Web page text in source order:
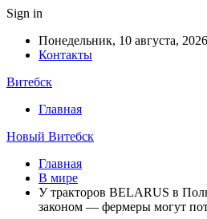
Sign in
Понедельник, 10 августа, 2026
Контакты
Витебск
Главная
Новый Витебск
Главная
В мире
У тракторов BELARUS в
законом — фермеры могут